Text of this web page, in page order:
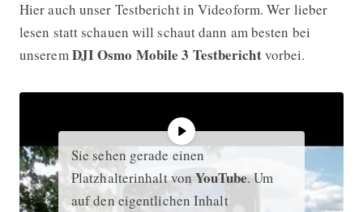
Hier auch unser Testbericht in Videoform. Wer lieber
lesen statt schauen will schaut dann am besten bei
unserem DJI Osmo Mobile 3 Testberichtvorbei.
Sie sehen gerade einen
Platzhalterinhalt vonYouTube. Um
auf den eigentlichen Inhalt